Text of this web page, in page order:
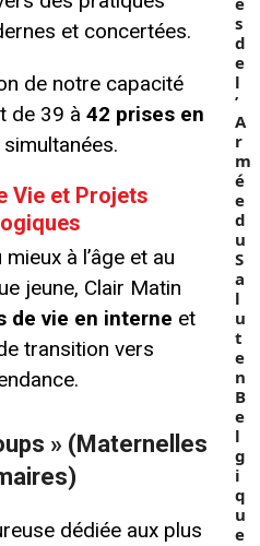
et concertées.
de notre capacité
de 39 à42 prises en
simultanées.
Vie et Projets
à l’âge et au
jeune, Clair Matin
de vie en interne et
transition vers
» (Maternelles
dédiée aux plus
s
d
e
l
’
A
r
m
é
e
d
u
S
a
l
u
t
e
n
B
e
l
g
i
q
u
e